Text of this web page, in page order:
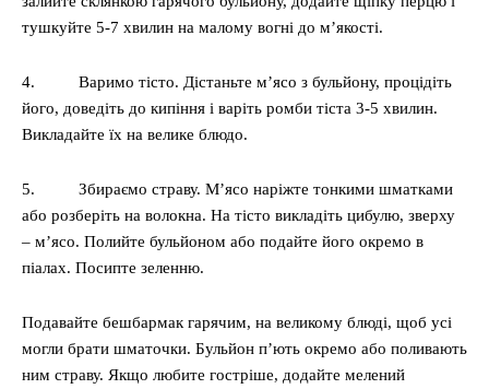
тушкуйте 5-7 хвилин на малому вогні до м’якості.
4. Варимо тісто. Дістаньте м’ясо з бульйону, процідіть
його, доведіть до кипіння і варіть ромби тіста 3-5 хвилин.
Викладайте їх на велике блюдо.
5. Збираємо страву. М’ясо наріжте тонкими шматками
або розберіть на волокна. На тісто викладіть цибулю, зверху
– м’ясо. Полийте бульйоном або подайте його окремо в
піалах. Посипте зеленню.
Подавайте бешбармак гарячим, на великому блюді, щоб усі
могли брати шматочки. Бульйон п’ють окремо або поливають
ним страву. Якщо любите гостріше, додайте мелений